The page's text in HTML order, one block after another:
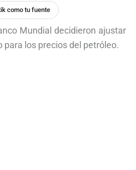
como tu fuente
Mundial decidieron ajustar
para los precios del petróleo.